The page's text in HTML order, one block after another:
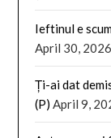
Ieftinul e
April 30, 2026
Ți-ai dat
(P) April 9,